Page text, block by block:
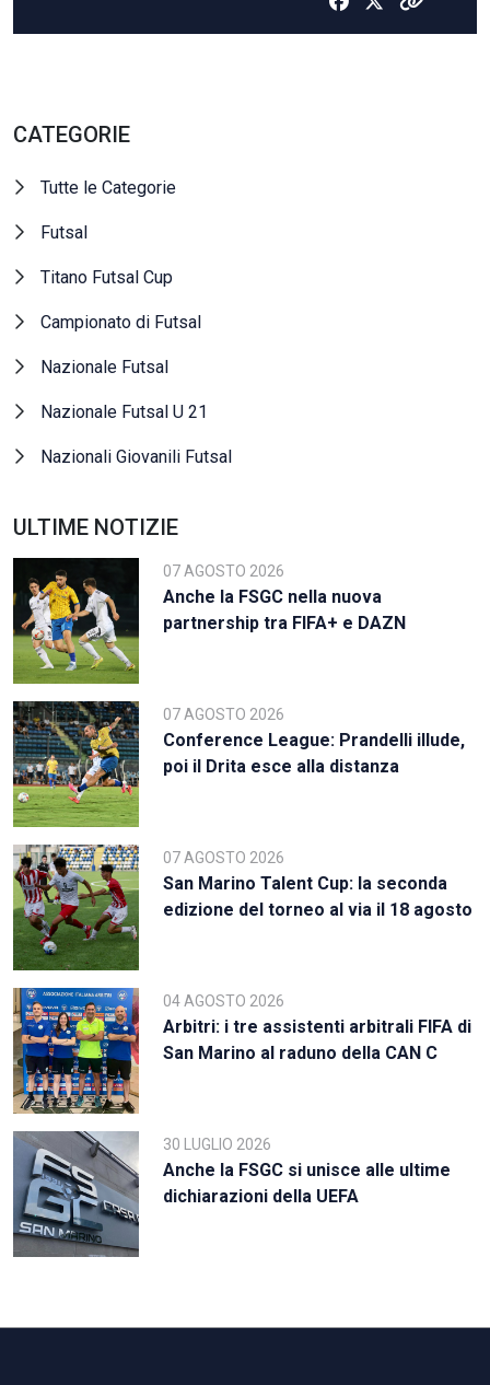
CATEGORIE
Tutte le Categorie
Futsal
Titano Futsal Cup
Campionato di Futsal
Nazionale Futsal
Nazionale Futsal U 21
Nazionali Giovanili Futsal
ULTIME NOTIZIE
07 AGOSTO 2026
Anche la FSGC nella nuova
partnership tra FIFA+ e DAZN
07 AGOSTO 2026
Conference League: Prandelli illude,
poi il Drita esce alla distanza
07 AGOSTO 2026
San Marino Talent Cup: la seconda
edizione del torneo al via il 18 agosto
04 AGOSTO 2026
Arbitri: i tre assistenti arbitrali FIFA di
San Marino al raduno della CAN C
30 LUGLIO 2026
Anche la FSGC si unisce alle ultime
dichiarazioni della UEFA